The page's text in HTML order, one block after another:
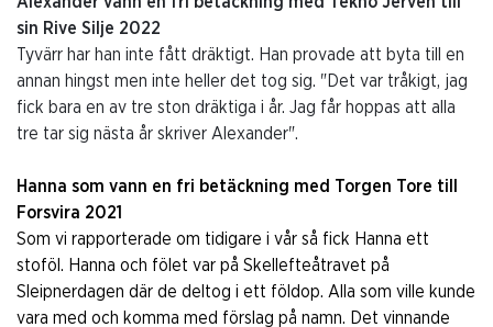
sin Rive Silje 2022
Tyvärr har han inte fått dräktigt. Han provade att byta till en
annan hingst men inte heller det tog sig. "Det var tråkigt, jag
fick bara en av tre ston dräktiga i år. Jag får hoppas att alla
tre tar sig nästa år skriver Alexander".
Hanna som vann en fri betäckning med Torgen Tore till
Forsvira 2021
Som vi rapporterade om tidigare i vår så fick Hanna ett
stoföl. Hanna och fölet var på Skellefteåtravet på
Sleipnerdagen där de deltog i ett földop. Alla som ville kunde
vara med och komma med förslag på namn. Det vinnande